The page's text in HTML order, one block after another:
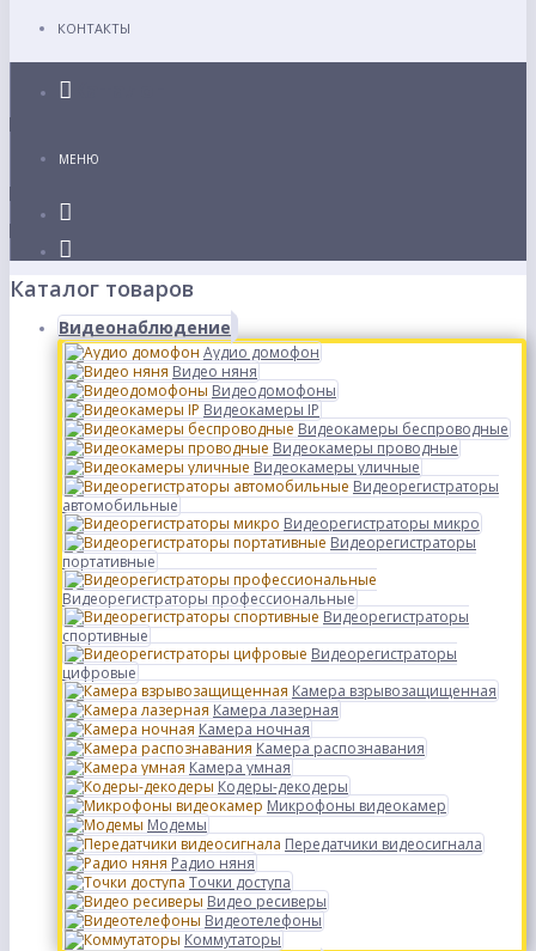
КОНТАКТЫ
МЕНЮ
Каталог товаров
Видеонаблюдение
Аудио домофон
Видео няня
Видеодомофоны
Видеокамеры IP
Видеокамеры беспроводные
Видеокамеры проводные
Видеокамеры уличные
Видеорегистраторы
автомобильные
Видеорегистраторы микро
Видеорегистраторы
портативные
Видеорегистраторы профессиональные
Видеорегистраторы
спортивные
Видеорегистраторы
цифровые
Камера взрывозащищенная
Камера лазерная
Камера ночная
Камера распознавания
Камера умная
Кодеры-декодеры
Микрофоны видеокамер
Модемы
Передатчики видеосигнала
Радио няня
Точки доступа
Видео ресиверы
Видеотелефоны
Коммутаторы